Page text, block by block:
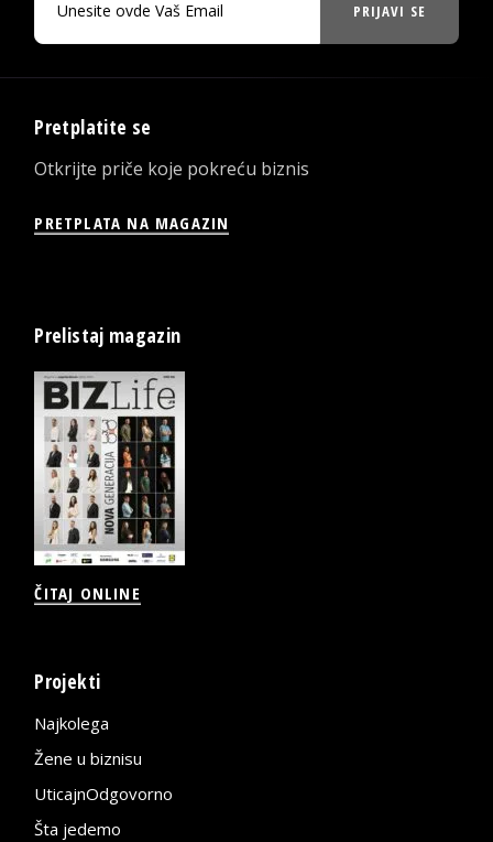
PRIJAVI SE
Pretplatite se
Otkrijte priče koje pokreću biznis
PRETPLATA NA MAGAZIN
Prelistaj magazin
ČITAJ ONLINE
Projekti
Najkolega
Žene u biznisu
UticajnOdgovorno
Šta jedemo